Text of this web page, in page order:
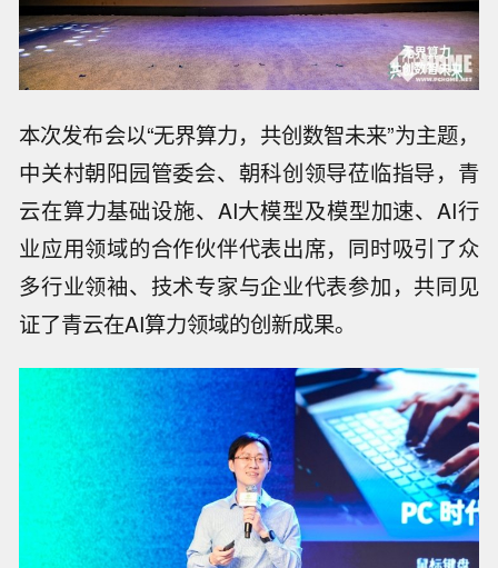
本次发布会以“无界算力，共创数智未来”为主题，
中关村朝阳园管委会、朝科创领导莅临指导，青
云在算力基础设施、AI大模型及模型加速、AI行
业应用领域的合作伙伴代表出席，同时吸引了众
多行业领袖、技术专家与企业代表参加，共同见
证了青云在AI算力领域的创新成果。